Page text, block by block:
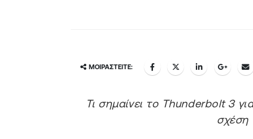
ΜΟΙΡΑΣΤΕΊΤΕ:
Τι σημαίνει το Thunderbolt 3
σχέση